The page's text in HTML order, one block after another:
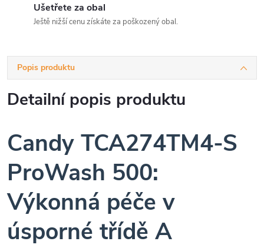
Ušetřete za obal
Ještě nižší cenu získáte za poškozený obal.
Popis produktu
Detailní popis produktu
Candy TCA274TM4-S
ProWash 500:
Výkonná péče v
úsporné třídě A